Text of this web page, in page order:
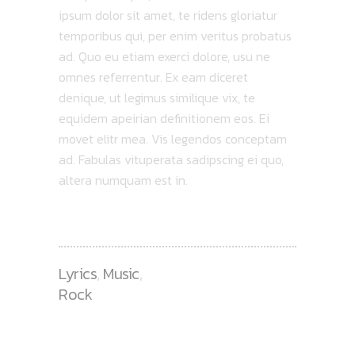
ipsum dolor sit amet, te ridens gloriatur
temporibus qui, per enim veritus probatus
ad. Quo eu etiam exerci dolore, usu ne
omnes referrentur. Ex eam diceret
denique, ut legimus similique vix, te
equidem apeirian definitionem eos. Ei
movet elitr mea. Vis legendos conceptam
ad. Fabulas vituperata sadipscing ei quo,
altera numquam est in.
Lyrics, Music,
Rock